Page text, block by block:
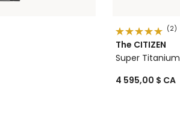
(2)
The CITIZEN
Super Titanium
4 595,00 $ CA